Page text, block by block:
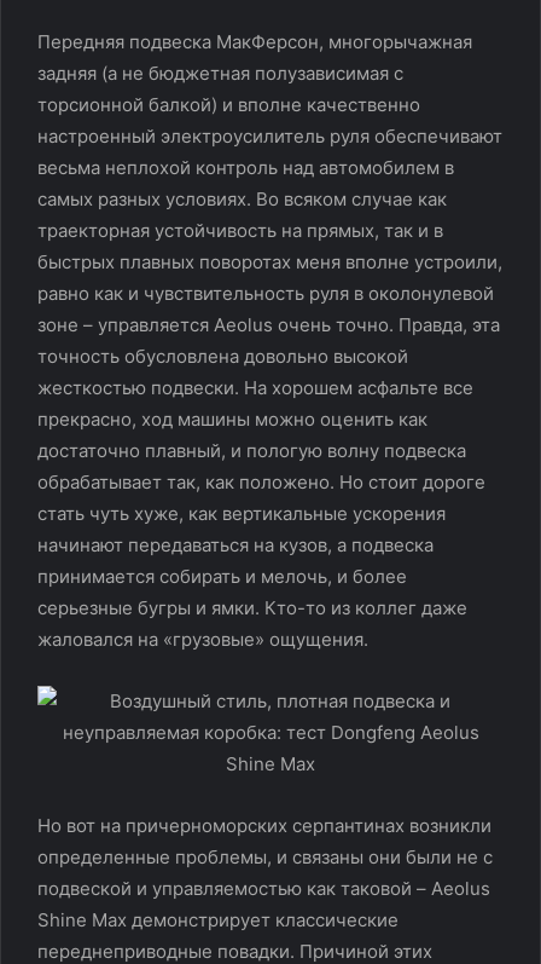
Передняя подвеска МакФерсон, многорычажная
задняя (а не бюджетная полузависимая с
торсионной балкой) и вполне качественно
настроенный электроусилитель руля обеспечивают
весьма неплохой контроль над автомобилем в
самых разных условиях. Во всяком случае как
траекторная устойчивость на прямых, так и в
быстрых плавных поворотах меня вполне устроили,
равно как и чувствительность руля в околонулевой
зоне – управляется Aeolus очень точно. Правда, эта
точность обусловлена довольно высокой
жесткостью подвески. На хорошем асфальте все
прекрасно, ход машины можно оценить как
достаточно плавный, и пологую волну подвеска
обрабатывает так, как положено. Но стоит дороге
стать чуть хуже, как вертикальные ускорения
начинают передаваться на кузов, а подвеска
принимается собирать и мелочь, и более
серьезные бугры и ямки. Кто-то из коллег даже
жаловался на «грузовые» ощущения.
Но вот на причерноморских серпантинах возникли
определенные проблемы, и связаны они были не с
подвеской и управляемостью как таковой – Aeolus
Shine Max демонстрирует классические
переднеприводные повадки. Причиной этих